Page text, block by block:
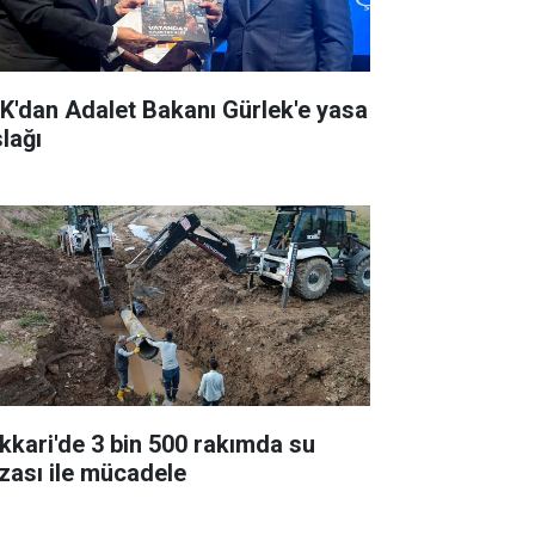
Adalet Bakanı Gürlek'e yasa
3 bin 500 rakımda su
ile mücadele